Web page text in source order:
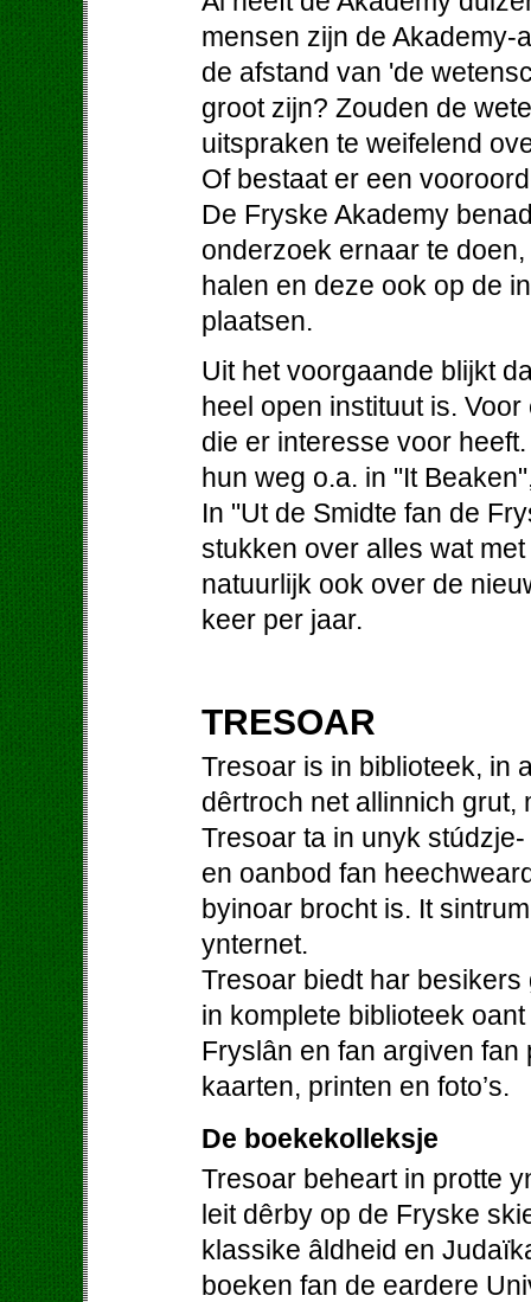
mensen zijn de Akademy-
de afstand van 'de
groot zijn? Zouden de
uitspraken te weifelend
Of bestaat er een
De Fryske Akademy
onderzoek ernaar te
halen en deze ook op de
plaatsen.
Uit het voorgaande blijkt
heel open instituut is.
die er interesse voor
hun weg o.a. in "It
In "Ut de Smidte fan de
stukken over alles wat
natuurlijk ook over de
keer per jaar.
TRESOAR
Tresoar is in biblioteek, in
dêrtroch net allinnich grut,
Tresoar ta in unyk
en oanbod fan
byinoar brocht is. It
ynternet.
Tresoar biedt har
in komplete biblioteek
Fryslân en fan argiven
kaarten, printen en foto’s.
De boekekolleksje
Tresoar beheart in protte
leit dêrby op de Fryske
klassike âldheid en
boeken fan de eardere